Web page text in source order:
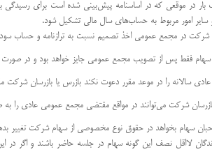
یك بار در موقعی كه در اساسنامه پیش‌بینی شده است برای
سایر امور مربوط به حساب‌های سال مالی تشكیل شود.
شركت در مجمع عمومی اخذ تصمیم نسبت به ترازنامه و حساب سود
صاحبان سهام بخواهد در حقوق نوع مخصوصی از سهام شركت
لااقل نصف این گونه سهام در جلسه حاضر باشند و اگر